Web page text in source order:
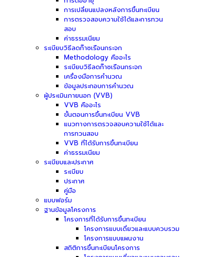
การเปลี่ยนแปลงหลังการขึ้นทะเบียน
การตรวจสอบความใช้ได้และการทวน
สอบ
ค่าธรรมเนียม
ระเบียบวิธีลดก๊าซเรือนกระจก
Methodology คืออะไร
ระเบียบวิธีลดก๊าซเรือนกระจก
เครื่องมือการคำนวณ
ข้อมูลประกอบการคำนวณ
ผู้ประเมินภายนอก (VVB)
VVB คืออะไร
ขั้นตอนการขึ้นทะเบียน VVB
แนวทางการตรวจสอบความใช้ได้และ
การทวนสอบ
VVB ที่ได้รับการขึ้นทะเบียน
ค่าธรรมเนียม
ระเบียบและประกาศ
ระเบียบ
ประกาศ
คู่มือ
แบบฟอร์ม
ฐานข้อมูลโครงการ
โครงการที่ได้รับการขึ้นทะเบียน
โครงการแบบเดี่ยวและแบบควบรวม
โครงการแบบแผนงาน
สถิติการขึ้นทะเบียนโครงการ